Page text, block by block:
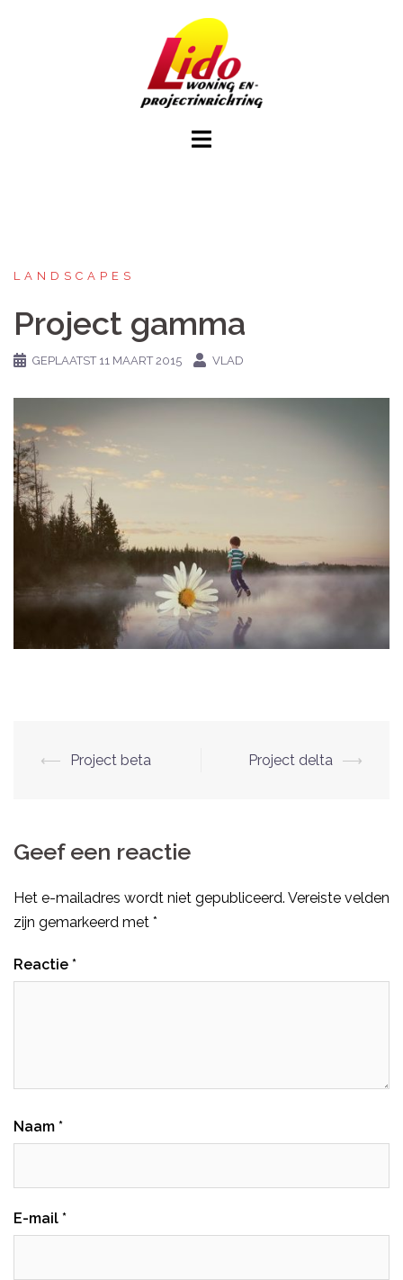
LANDSCAPES
Project gamma
GEPLAATST 11 MAART 2015 VLAD
Berichtnavigatie
⟵ Project beta Project delta ⟶
Geef een reactie
Het e-mailadres wordt niet gepubliceerd. Vereiste velden
zijn gemarkeerd met *
Reactie *
Naam *
E-mail *